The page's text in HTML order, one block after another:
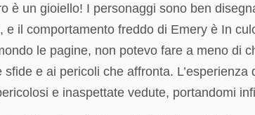
è un gioiello! I personaggi sono ben
e il comportamento freddo di Emery è In
le pagine, non potevo fare a meno di
sfide e ai pericoli che affronta.
e inaspettate vedute, portandomi